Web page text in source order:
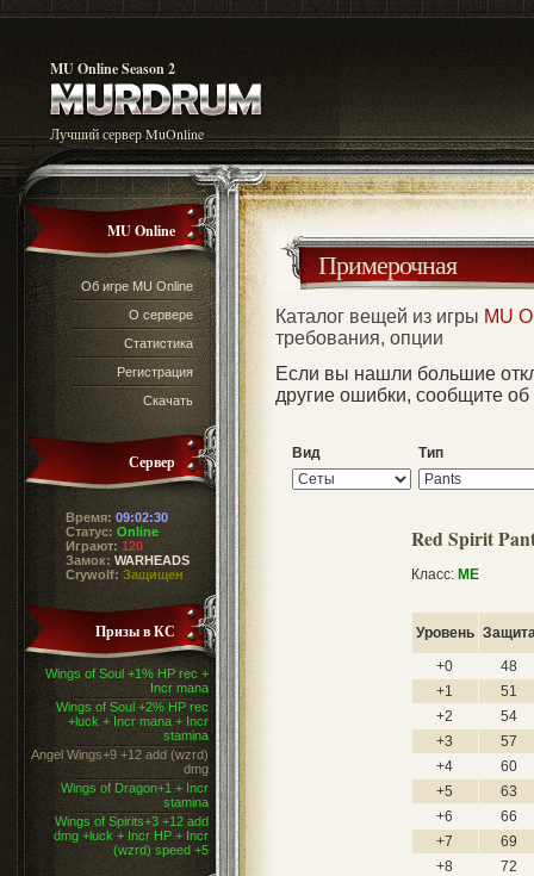
MU Online Season 2
Лучший сервер MuOnline
MU Online
Об игре MU Online
О сервере
Статистика
Регистрация
Скачать
Сервер
Время: 09:02:31
Статус: Online
Играют: 120
Замок: WARHEADS
Crywolf: Защищен
Призы в КС
Wings of Soul +1% HP rec +
Incr mana
Wings of Soul +2% HP rec
+luck + Incr mana + Incr
stamina
Angel Wings+9 +12 add (wzrd)
dmg
Wings of Dragon+1 + Incr
stamina
Wings of Spirits+3 +12 add
dmg +luck + Incr HP + Incr
(wzrd) speed +5
Примерочная
Каталог вещей из игры MU
требования, опции
Если вы нашли большие
другие ошибки, сообщите
Вид Тип
Red Spirit
Класс: ME
Уровень
+0
48
+1
51
+2
54
+3
57
+4
60
+5
63
+6
66
+7
69
+8
72